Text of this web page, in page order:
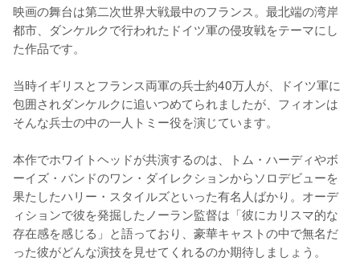
映画の舞台は第二次世界大戦最中のフランス。最北端の湾岸
都市、ダンケルクで行われたドイツ軍の侵攻戦をテーマにし
た作品です。
当時イギリスとフランス両軍の兵士約40万人が、ドイツ軍に
包囲されダンケルクに追いつめてられましたが、フィオンは
そんな兵士の中の一人トミー役を演じています。
本作でホワイトヘッドが共演するのは、トム・ハーディやボ
ーイズ・バンドのワン・ダイレクションからソロデビューを
果たしたハリー・スタイルズといった有名人ばかり。オーデ
ィションで彼を発掘したノーラン監督は「彼にカリスマ的な
存在感を感じる」と語っており、豪華キャストの中で無名だ